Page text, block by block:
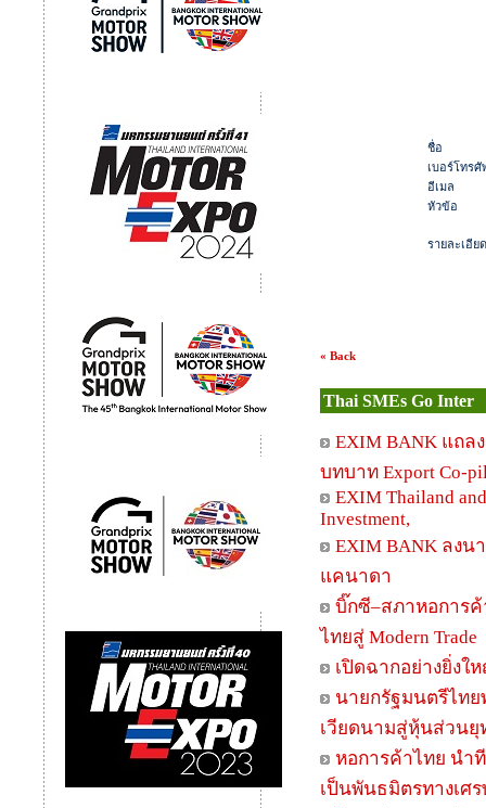
ชื่อ
เบอร์โทรศั
อีเมล
หัวข้อ
รายละเอียด
« Back
Thai SMEs Go Inter
EXIM BANK แถล
บทบาท Export Co-
EXIM Thailand
Investment,
EXIM BANK ลงน
แคนาดา
บิ๊กซี–สภาหอการค้
ไทยสู่ Modern Trade
เปิดฉากอย่างยิ่งให
นายกรัฐมนตรีไท
เวียดนามสู่หุ้นส่วน
หอการค้าไทย นำ
เป็นพันธมิตรทางเศ